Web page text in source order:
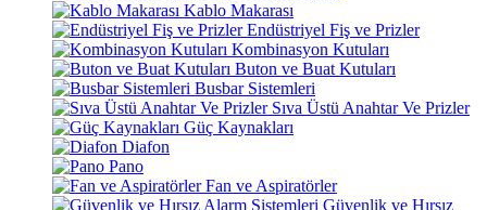
Kablo Makarası
Endüstriyel Fiş ve Prizler
Kombinasyon Kutuları
Buton ve Buat Kutuları
Busbar Sistemleri
Sıva Üstü Anahtar Ve Prizler
Güç Kaynakları
Diafon
Pano
Fan ve Aspiratörler
Güvenlik ve Hırsız